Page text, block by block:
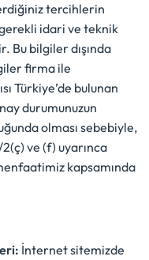
tercihlerin
idari ve teknik
Bu bilgiler dışında
firma ile
Türkiye’de bulunan
durumunuzun
olması sebebiyle,
ve (f) uyarınca
kapsamında
İnternet sitemizde